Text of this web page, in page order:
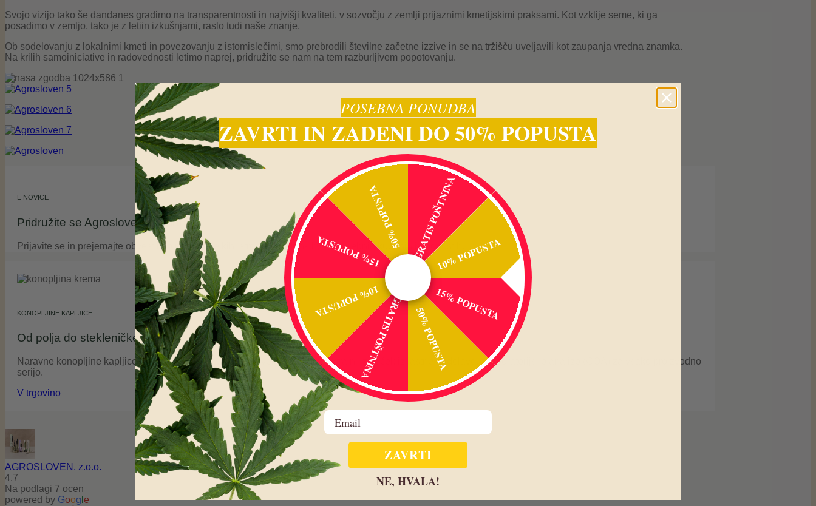
Svojo vizijo tako še dandanes gradimo na transparentnosti in najvišji kvaliteti, v sozvočju z zemlji prijaznimi kmetijskimi praksami. Kot vzklije seme, ki ga
posadimo v zemljo, tako je z letiin izkušnjami, raslo tudi naše znanje.
Ob sodelovanju z lokalnimi kmeti in povezovanju z istomislečimi, smo prebrodili številne začetne izzive in se na tržišču uveljavili kot zaupanja vredna znamka.
Na krilih samoiniciative in radovednosti letimo naprej, pridružite se nam na tem razburljivem popotovanju.
E NOVICE
Pridružite se Agrosloven družini
Prijavite se in prejemajte obvestila o novih izdelkih, strokovnih člankih, ter posebnih kuponih in popustih.
KONOPLJINE KAPLJICE
Od polja do stekleničke
Naravne konopljine kapljice slovenske pridelave Agrosloven — polnospektralni izvleček iz lastne pridelave, z laboratorijsko analizo (COA) za vsako proizvodno
serijo.
V trgovino
AGROSLOVEN, z.o.o.
4.7
Na podlagi 7 ocen
powered by Goog e
POSEBNA PONUDBA
ZAVRTI IN ZADENI DO 50% POPUSTA
GRATIS POŠTNINA
10% POPUSTA
15% POPUSTA
50% POPUSTA
GRATIS POŠTNINA
10% POPUSTA
15% POPUSTA
50% POPUSTA
Email
ZAVRTI
NE, HVALA!